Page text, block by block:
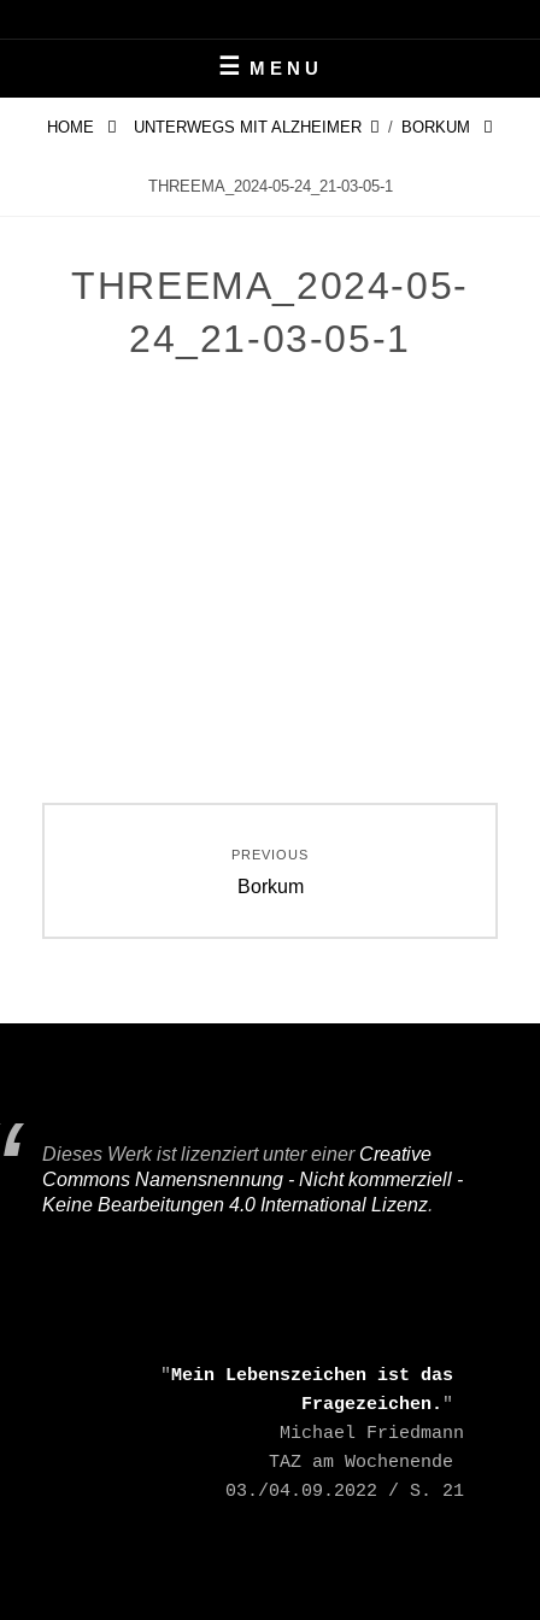
to
PERIFAIR
MENU
HOME UNTERWEGS MIT ALZHEIMER / BORKUM
THREEMA_2024-05-24_21-03-05-1
THREEMA_2024-05-
24_21-03-05-1
PREVIOUS
Previous
Borkum
Dieses Werk ist lizenziert unter einer Creative
Commons Namensnennung - Nicht kommerziell -
Keine Bearbeitungen 4.0 International Lizenz.
    "
Mein Lebenszeichen ist das
Fragezeichen. "
03./04.09.2022 / S. 21